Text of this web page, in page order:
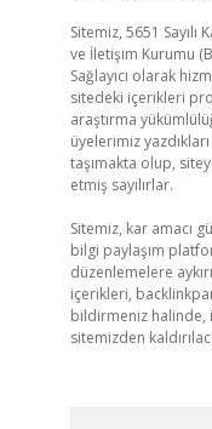
Sitemiz, 5651
ve İletişim Kurumu
Sağlayıcı olarak
sitedeki içerikleri
araştırma
üyelerimiz
taşımakta olup,
etmiş sayılırlar.
Sitemiz, kar amacı
bilgi paylaşım
düzenlemelere
içerikleri,
bildirmeniz halinde,
sitemizden